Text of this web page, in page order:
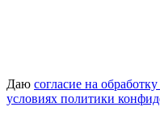
Даю согласие на
условиях политики